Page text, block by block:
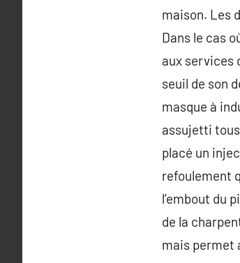
maison. Les
Dans le cas
aux services
seuil de son
masque à
assujetti
placé un
refoulement
l’embout du
de la
mais permet